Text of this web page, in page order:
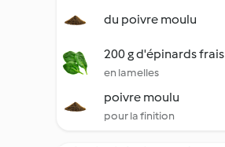
du poivre moulu
200 g d'épinards frais
en lamelles
poivre moulu
pour la finition